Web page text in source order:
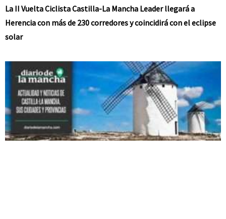
La II Vuelta Ciclista Castilla-La Mancha Leader llegará a
Herencia con más de 230 corredores y coincidirá con el eclipse
solar